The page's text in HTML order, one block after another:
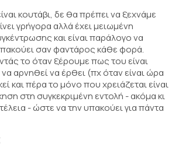
κουτάβι, δε θα πρέπει να ξεχνάμε
γρήγορα αλλά έχει μειωμένη
και είναι παράλογο να
σαν φαντάρος κάθε φορά.
το όταν ξέρουμε πως του είναι
αρνηθεί να έρθει (πχ όταν είναι ώρα
και πέρα το μόνο που χρειάζεται είναι
στη συγκεκριμένη εντολή - ακόμα κι
- ώστε να την υπακούει για πάντα